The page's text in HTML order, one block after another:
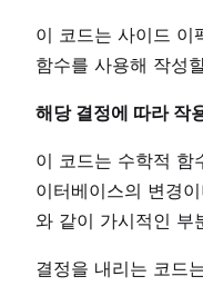
이 코드는 사이드 이
함수를 사용해 작성
해당 결정에 따라 작
이 코드는 수학적 함
이터베이스의 변경
와 같이 가시적인 부
결정을 내리는 코드